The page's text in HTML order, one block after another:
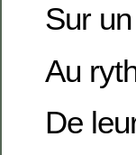
Sur
Au
De